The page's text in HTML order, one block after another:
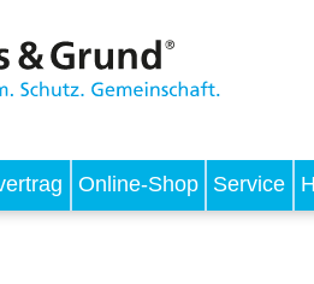
Online-Shop Service